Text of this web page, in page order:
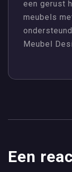
een gerust
meubels
Meubel
Een